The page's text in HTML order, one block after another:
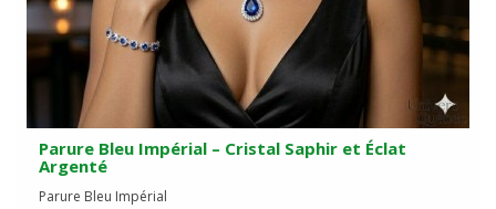
Parure Bleu Impérial – Cristal Saphir et Éclat
Argenté
Parure Bleu Impérial